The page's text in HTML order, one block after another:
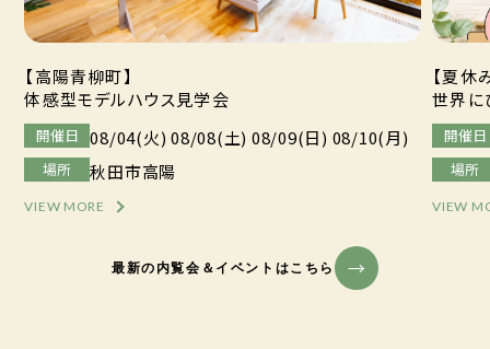
【高陽青柳町】
体感型モデルハウス見学会
開催日 08/04(火) 08/08(土) 08/09(日) 08/10(月)
場所 秋田市高陽
VIEW MORE
【夏休
世界に
開催日
場所
VIEW
最新の内覧会＆イベントはこちら